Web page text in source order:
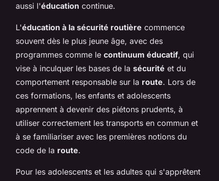
aussi l'éducation continue.
L'éducation à la sécurité routière commence
souvent dès le plus jeune âge, avec des
programmes comme le continuum éducatif, qui
vise à inculquer les bases de la sécurité et du
comportement responsable sur la route. Lors de
ces formations, les enfants et adolescents
apprennent à devenir des piétons prudents, à
utiliser correctement les transports en commun et
à se familiariser avec les premières notions du
code de la route.
Pour les adolescents et les adultes qui s'apprêtent